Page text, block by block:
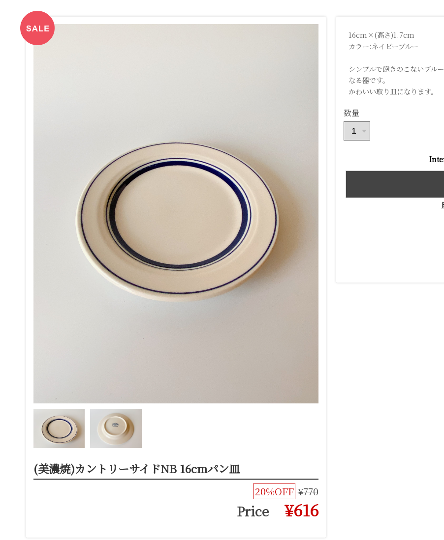
(美濃焼)カントリーサイドNB 16cmパン皿
20%OFF ¥770
Price ¥616
16cm×(高さ)1.7cm
カラー:ネイビーブルー
シンプルで飽きのこないブル
なる器です。
かわいい取り皿になります。
数量